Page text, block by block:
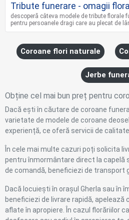
Tribute funerare - omagii
descoperă câteva modele de tribute florale
pentru persoanele dragi care au plecat de
Coroane flori naturale
Jerbe
Obține cel mai bun preț pentru
Dacă ești în căutare de coroane
varietate de modele de coroane
experiență, ce oferă servicii de
În cele mai multe cazuri poți solicita
pentru înmormântare direct la capelă
de comandă, beneficiezi de transport
Dacă locuiești în orașul Gherla sau în
beneficiezi de livrare rapidă, apelează
aflate în apropiere. În cazul florăriilor